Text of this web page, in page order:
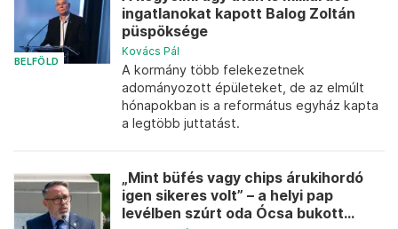
BELFÖLD
ingatlanokat kapott Balog Zoltán
püspöksége
Kovács Pál
A kormány több felekezetnek
adományozott épületeket, de az elmúlt
hónapokban is a református egyház kapta
a legtöbb juttatást.
„Mint büfés vagy chips árukihordó
igen sikeres volt” – a helyi pap
levélben szúrt oda Ócsa bukott...